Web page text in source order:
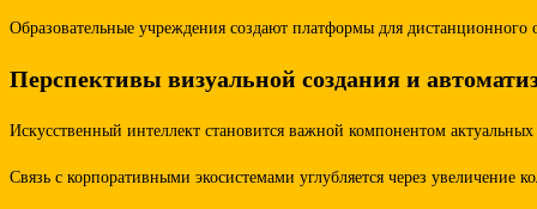
Образовательные учреждения создают платформы для
Перспективы визуальной создания и
Искусственный интеллект становится важной компонентом
Связь с корпоративными экосистемами углубляется через